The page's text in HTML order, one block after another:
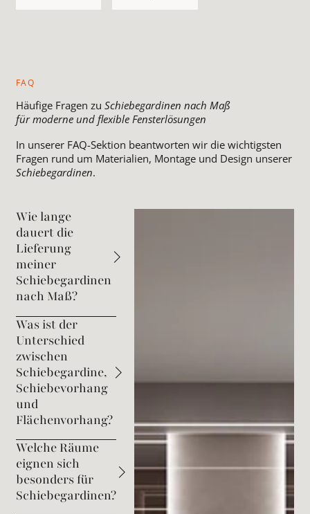
FAQ
Häufige Fragen zu Schiebegardinen nach Maß
für moderne und flexible Fensterlösungen
In unserer FAQ-Sektion beantworten wir die wichtigsten
Fragen rund um Materialien, Montage und Design unserer
Schiebegardinen.
Wie lange
dauert die
Lieferung
meiner
Schiebegardinen
nach Maß?
Was ist der
Unterschied
zwischen
Schiebegardine,
Schiebevorhang
und
Flächenvorhang?
Welche Räume
eignen sich
besonders für
Schiebegardinen?